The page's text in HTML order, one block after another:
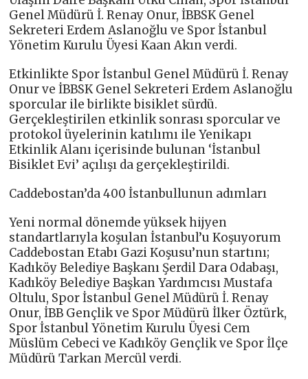
Genel Müdürü İ. Renay Onur, İBBSK Genel
Sekreteri Erdem Aslanoğlu ve Spor İstanbul
Yönetim Kurulu Üyesi Kaan Akın verdi.
Etkinlikte Spor İstanbul Genel Müdürü İ. Renay
Onur ve İBBSK Genel Sekreteri Erdem Aslanoğlu
sporcular ile birlikte bisiklet sürdü.
Gerçekleştirilen etkinlik sonrası sporcular ve
protokol üyelerinin katılımı ile Yenikapı
Etkinlik Alanı içerisinde bulunan ‘İstanbul
Bisiklet Evi’ açılışı da gerçekleştirildi.
Caddebostan’da 400 İstanbullunun adımları
Yeni normal dönemde yüksek hijyen
standartlarıyla koşulan İstanbul’u Koşuyorum
Caddebostan Etabı Gazi Koşusu’nun startını;
Kadıköy Belediye Başkanı Şerdil Dara Odabaşı,
Kadıköy Belediye Başkan Yardımcısı Mustafa
Oltulu, Spor İstanbul Genel Müdürü İ. Renay
Onur, İBB Gençlik ve Spor Müdürü İlker Öztürk,
Spor İstanbul Yönetim Kurulu Üyesi Cem
Müslüm Cebeci ve Kadıköy Gençlik ve Spor İlçe
Müdürü Tarkan Mercül verdi.